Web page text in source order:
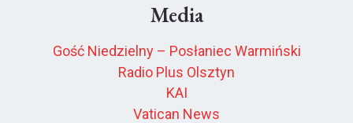
Media
Gość Niedzielny – Posłaniec Warmiński
Radio Plus Olsztyn
KAI
Vatican News